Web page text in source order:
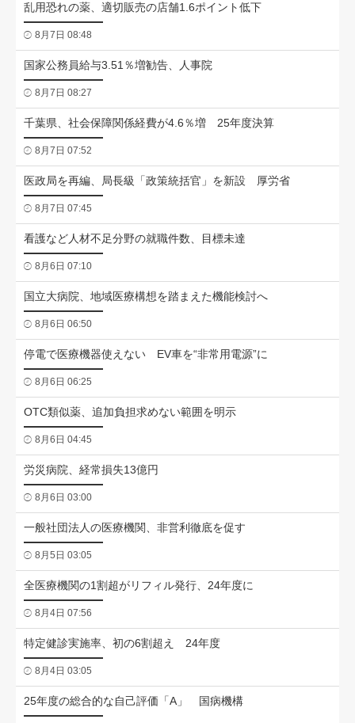
乱用恐れの薬、適切販売の店舗1.6ポイント低下
8月7日 08:48
国家公務員給与3.51％増勧告、人事院
8月7日 08:27
千葉県、社会保障関係経費が4.6％増 25年度決算
8月7日 07:52
医政局を再編、局長級「政策統括官」を新設 厚労省
8月7日 07:45
看護など人材不足分野の就職件数、目標未達
8月6日 07:10
国立大病院、地域医療構想を踏まえた機能検討へ
8月6日 06:50
停電で医療機器使えない EV車を“非常用電源”に
8月6日 06:25
OTC類似薬、追加負担求めない範囲を明示
8月6日 04:45
労災病院、経常損失13億円
8月6日 03:00
一般社団法人の医療機関、非営利徹底を促す
8月5日 03:05
全医療機関の1割超がリフィル発行、24年度に
8月4日 07:56
特定健診実施率、初の6割超え 24年度
8月4日 03:05
25年度の総合的な自己評価「A」 国病機構